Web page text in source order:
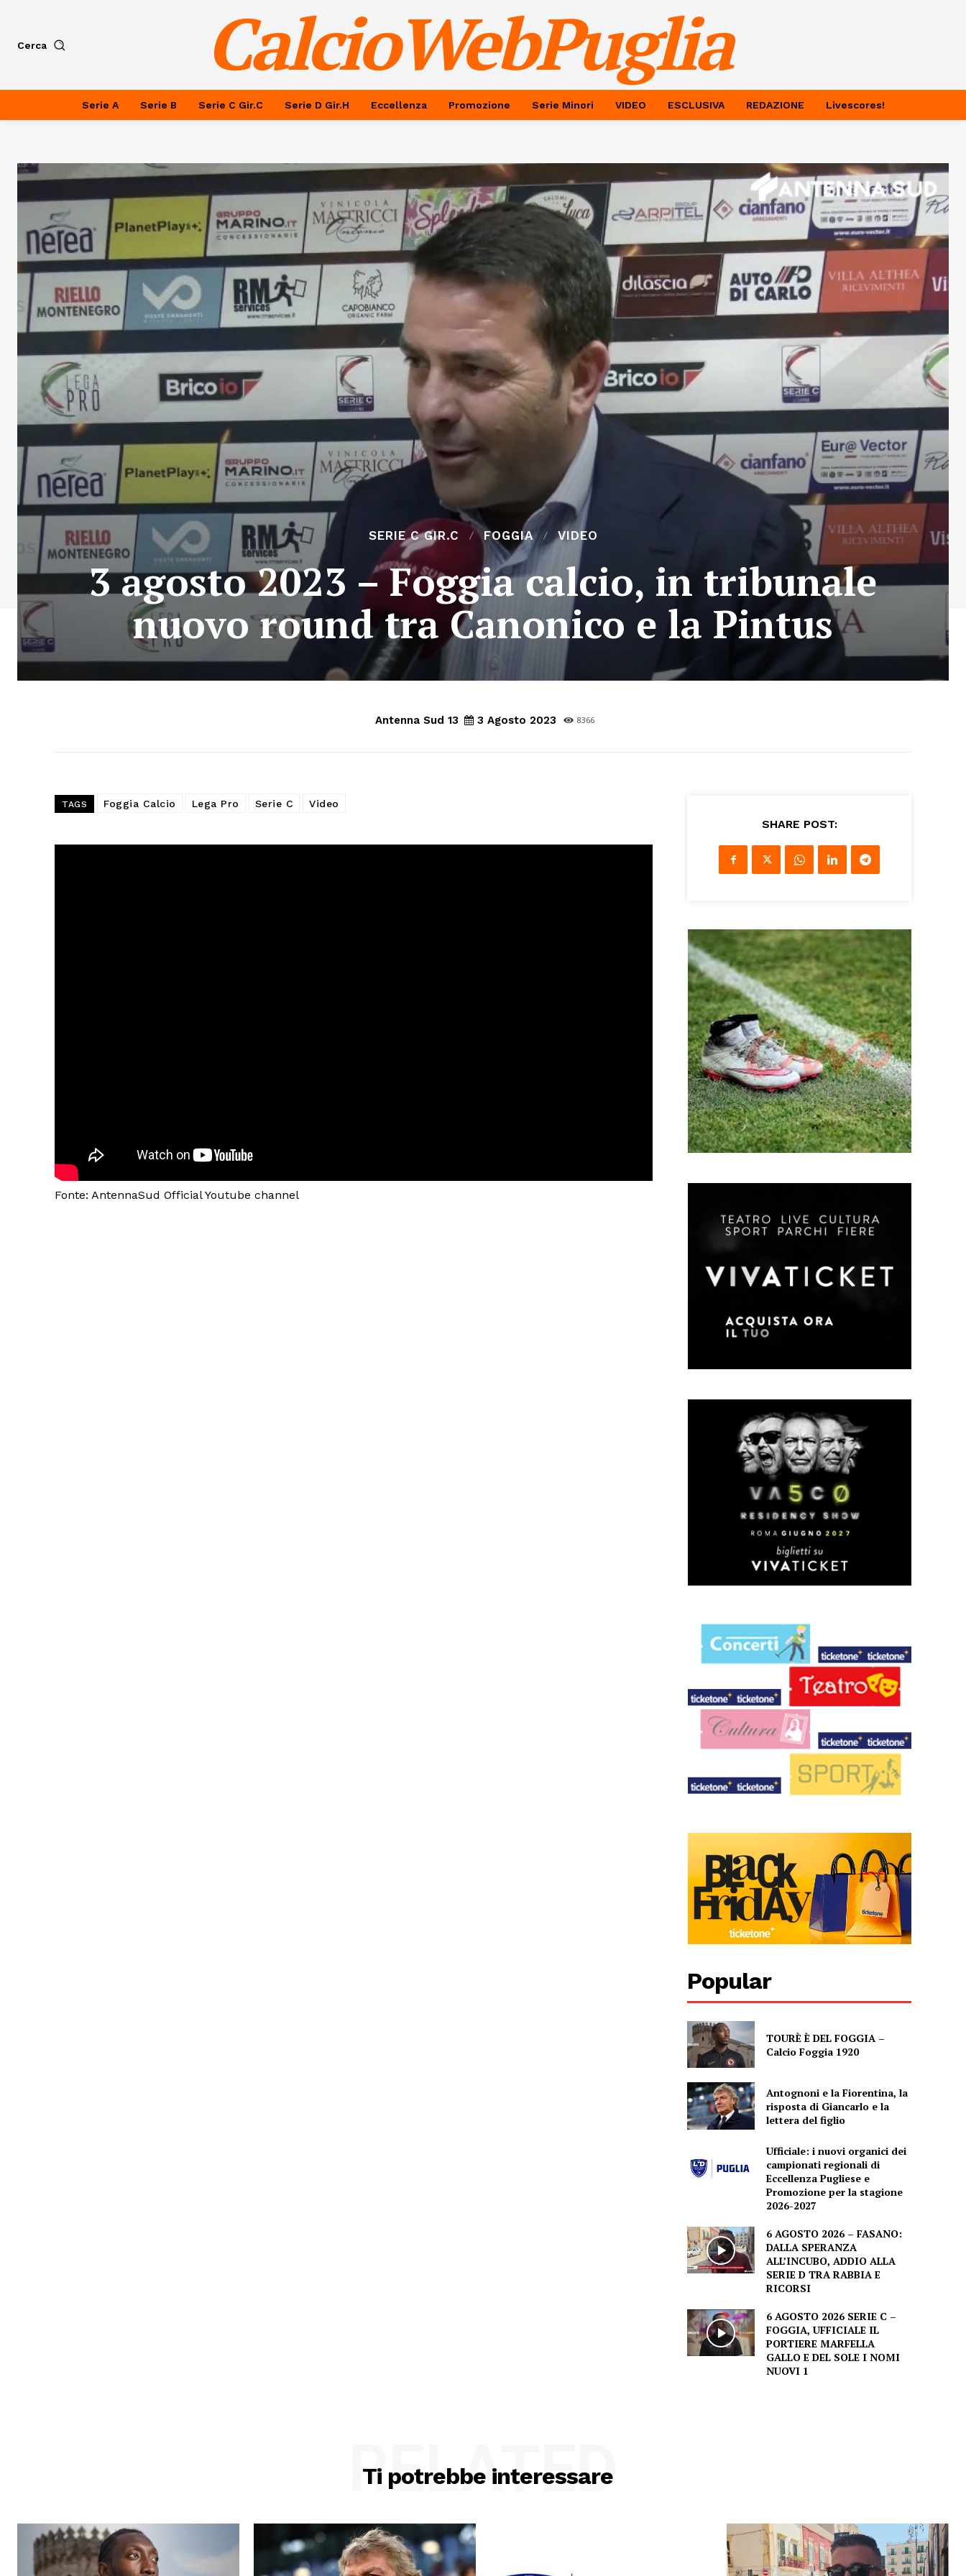
Cerca CalcioWebPuglia
Serie A Serie B Serie C Gir.C Serie D Gir.H Eccellenza Promozione Serie Minori VIDEO ESCLUSIVA REDAZIONE Livescores!
SERIE C GIR.C FOGGIA VIDEO
3 agosto 2023 – Foggia calcio, in tribunale
nuovo round tra Canonico e la Pintus
Antenna Sud 13 3 Agosto 2023 8366
TAGS Foggia Calcio Lega Pro Serie C Video
Fonte: AntennaSud Official Youtube channel
SHARE POST:
Popular
TOURÈ È DEL FOGGIA –
Calcio Foggia 1920
Antognoni e la Fiorentina, la
risposta di Giancarlo e la
lettera del figlio
Ufficiale: i nuovi organici dei
campionati regionali di
Eccellenza Pugliese e
Promozione per la stagione
2026-2027
6 AGOSTO 2026 – FASANO:
DALLA SPERANZA
ALL’INCUBO, ADDIO ALLA
SERIE D TRA RABBIA E
RICORSI
6 AGOSTO 2026 SERIE C –
FOGGIA, UFFICIALE IL
PORTIERE MARFELLA
GALLO E DEL SOLE I NOMI
NUOVI 1
Ti potrebbe interessare
RELATED